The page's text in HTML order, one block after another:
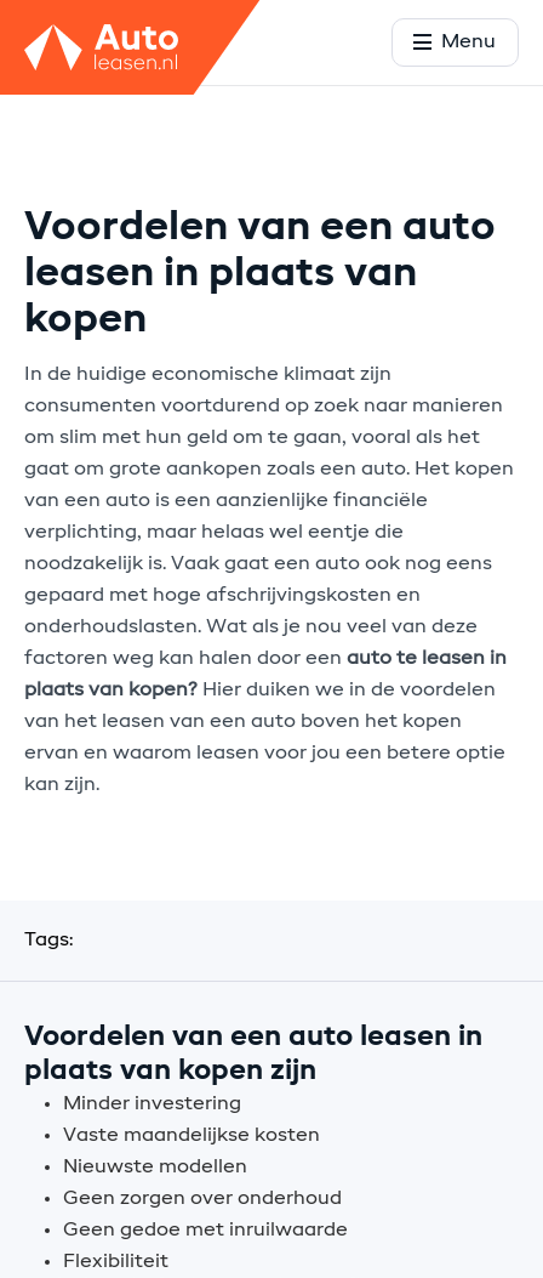
Menu
Voordelen van een auto
leasen in plaats van
kopen
In de huidige economische klimaat zijn
consumenten voortdurend op zoek naar manieren
om slim met hun geld om te gaan, vooral als het
gaat om grote aankopen zoals een auto. Het kopen
van een auto is een aanzienlijke financiële
verplichting, maar helaas wel eentje die
noodzakelijk is. Vaak gaat een auto ook nog eens
gepaard met hoge afschrijvingskosten en
onderhoudslasten. Wat als je nou veel van deze
factoren weg kan halen door een auto te leasen in
plaats van kopen? Hier duiken we in de voordelen
van het leasen van een auto boven het kopen
ervan en waarom leasen voor jou een betere optie
kan zijn.
Tags:
Voordelen van een auto leasen in
plaats van kopen zijn
Minder investering
Vaste maandelijkse kosten
Nieuwste modellen
Geen zorgen over onderhoud
Geen gedoe met inruilwaarde
Flexibiliteit